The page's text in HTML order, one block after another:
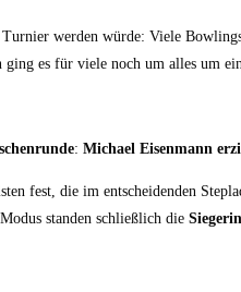
werden würde: Viele
es für viele noch um alles um
: Michael Eisenmann
fest, die im entscheidenden
standen schließlich die